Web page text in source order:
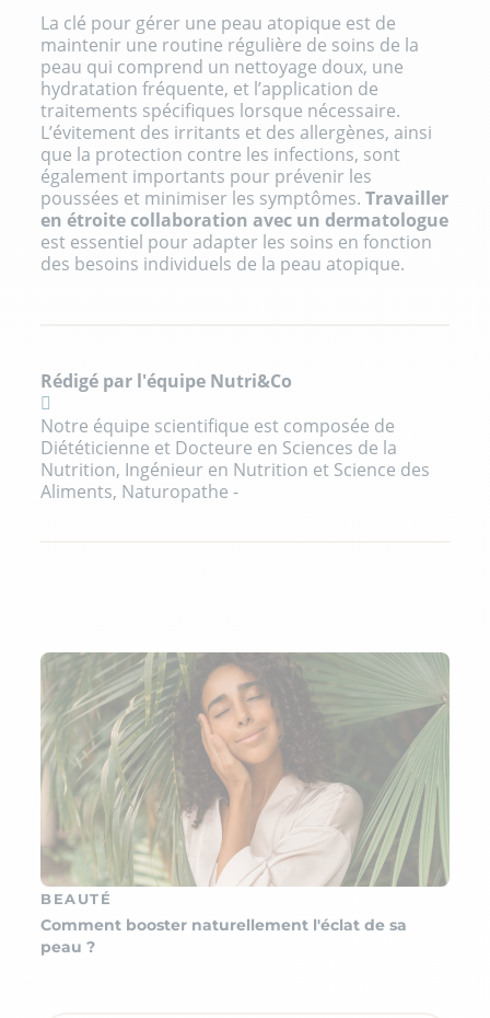
La clé pour gérer une peau atopique est de
maintenir une routine régulière de soins de la
peau qui comprend un nettoyage doux, une
hydratation fréquente, et l’application de
traitements spécifiques lorsque nécessaire.
L’évitement des irritants et des allergènes, ainsi
que la protection contre les infections, sont
également importants pour prévenir les
poussées et minimiser les symptômes.Travailler
en étroite collaboration avec un dermatologue
est essentiel pour adapter les soins en fonction
des besoins individuels de la peau atopique.
Rédigé par l'équipe Nutri&Co
Notre équipe scientifique est composée de
Diététicienne et Docteure en Sciences de la
Nutrition, Ingénieur en Nutrition et Science des
Aliments, Naturopathe -
BEAUTÉ
Comment booster naturellement l'éclat de sa
peau ?